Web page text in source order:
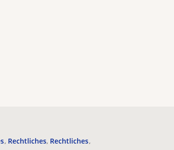
Rechtliches Rechtliches